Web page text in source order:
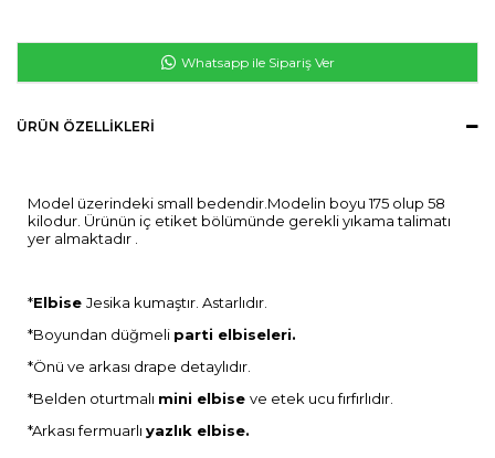
Whatsapp ile Sipariş Ver
ÜRÜN ÖZELLIKLERI
Model üzerindeki small bedendir.Modelin boyu 175 olup 58
kilodur. Ürünün iç etiket bölümünde gerekli yıkama talimatı
yer almaktadır .
*Elbise Jesika kumaştır. Astarlıdır.
*Boyundan düğmeli parti elbiseleri.
*Önü ve arkası drape detaylıdır.
*Belden oturtmalı mini elbise ve etek ucu fırfırlıdır.
*Arkası fermuarlı yazlık elbise.